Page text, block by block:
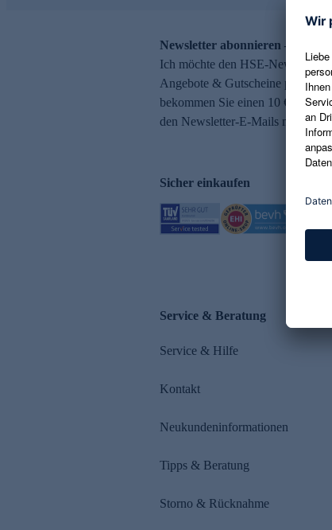
Newsletter abonnieren – 10 €
Ich möchte den HSE-Newsletter
Angebote & Gutscheine per E-
bekommen Sie einen 10 €
den Newsletter-E-Mails möglich.
Sicher einkaufen
Service & Beratung
Service & Hilfe
Kontakt
Neukundeninformationen
Tipps & Beratung
Storno & Rücknahme